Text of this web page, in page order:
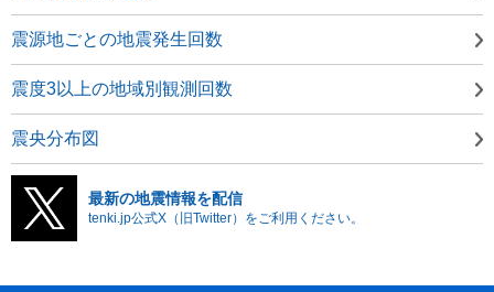
震源地ごとの地震発生回数
震度3以上の地域別観測回数
震央分布図
最新の地震情報を配信
tenki.jp公式X（旧Twitter）をご利用ください。